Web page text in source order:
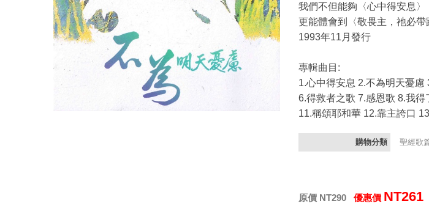
我們不但能夠〈心中得安息〉
更能體會到〈敬畏主，祂必帶
1993年11月發行
專輯曲目:
1.心中得安息 2.不為明天憂
6.得救者之歌 7.感恩歌 8.我
11.稱頌耶和華 12.靠主誇口
購物分類 聖經歌
原價 NT290 優惠價 NT261